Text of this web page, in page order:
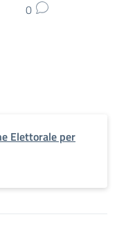
0
Elettorale per